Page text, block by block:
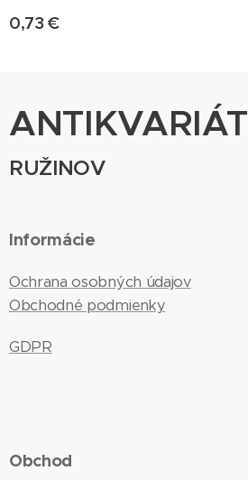
0,73 €
ANTIKVARIÁT
RUŽINOV
Informácie
Ochrana osobných údajov
Obchodné podmienky
GDPR
Obchod